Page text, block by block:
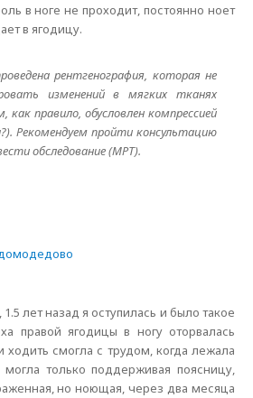
в ноге не проходит, постоянно ноет
в ягодицу.
рентгенография, которая не
изменений в мягких тканях
как правило, обусловлен компрессией
Рекомендуем пройти консультацию
обследование (МРТ).
лет назад я оступилась и было такое
правой ягодицы в ногу оторвалась
ходить смогла с трудом, когда лежала
только поддерживая поясницу,
но ноющая, через два месяца